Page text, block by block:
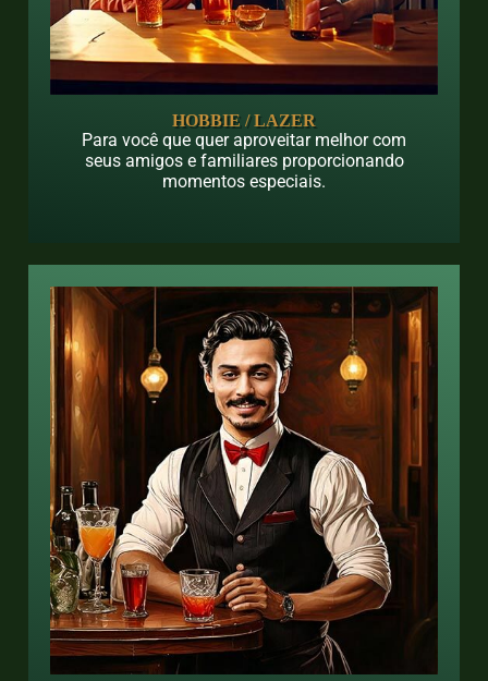
HOBBIE / LAZER
Para você que quer aproveitar melhor com
seus amigos e familiares proporcionando
momentos especiais.